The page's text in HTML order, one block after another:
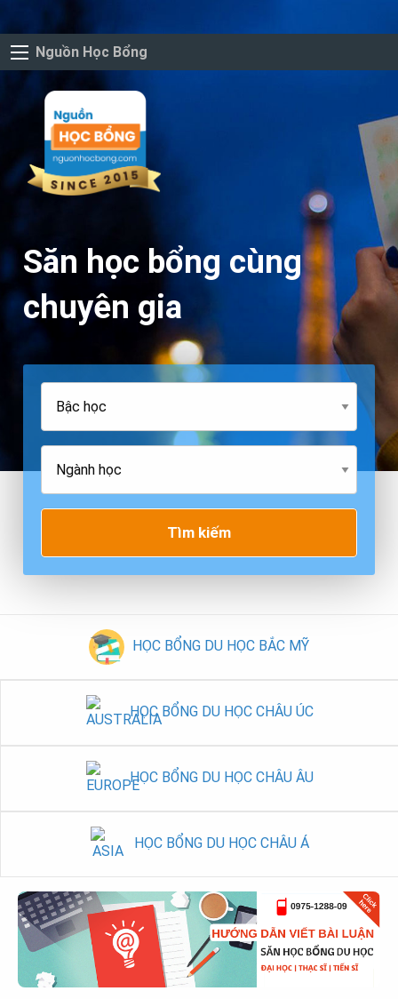
Nguồn Học Bổng
Săn học bổng cùng
chuyên gia
Tìm kiếm
HỌC BỔNG DU HỌC BẮC MỸ
HỌC BỔNG DU HỌC CHÂU ÚC
HỌC BỔNG DU HỌC CHÂU ÂU
HỌC BỔNG DU HỌC CHÂU Á